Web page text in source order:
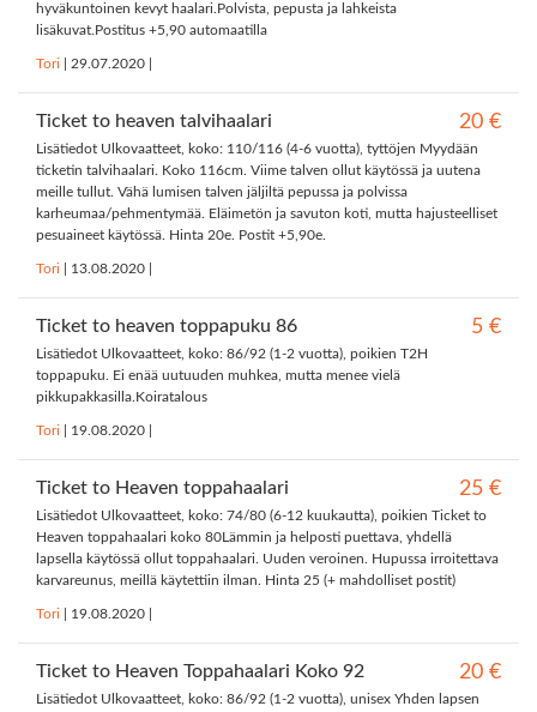
hyväkuntoinen kevyt haalari.Polvista, pepusta ja lahkeista
lisäkuvat.Postitus +5,90 automaatilla
Tori 29.07.2020
Ticket to heaven talvihaalari 20 €
Lisätiedot Ulkovaatteet, koko: 110/116 (4-6 vuotta), tyttöjen Myydään
ticketin talvihaalari. Koko 116cm. Viime talven ollut käytössä ja uutena
meille tullut. Vähä lumisen talven jäljiltä pepussa ja polvissa
karheumaa/pehmentymää. Eläimetön ja savuton koti, mutta hajusteelliset
pesuaineet käytössä. Hinta 20e. Postit +5,90e.
Tori 13.08.2020
Ticket to heaven toppapuku 86 5 €
Lisätiedot Ulkovaatteet, koko: 86/92 (1-2 vuotta), poikien T2H
toppapuku. Ei enää uutuuden muhkea, mutta menee vielä
pikkupakkasilla.Koiratalous
Tori 19.08.2020
Ticket to Heaven toppahaalari 25 €
Lisätiedot Ulkovaatteet, koko: 74/80 (6-12 kuukautta), poikien Ticket to
Heaven toppahaalari koko 80Lämmin ja helposti puettava, yhdellä
lapsella käytössä ollut toppahaalari. Uuden veroinen. Hupussa irroitettava
karvareunus, meillä käytettiin ilman. Hinta 25 (+ mahdolliset postit)
Tori 19.08.2020
Ticket to Heaven Toppahaalari Koko 92 20 €
Lisätiedot Ulkovaatteet, koko: 86/92 (1-2 vuotta), unisex Yhden lapsen